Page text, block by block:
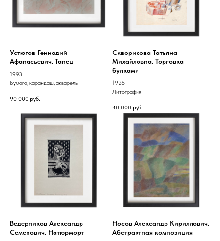
Устюгов Геннадий
Афанасьевич. Танец
1993
Бумага, карандаш, акварель
90 000 руб.
Скворикова Татьяна
Михайловна. Торговка
булками
1926
Литография
40 000 руб.
Ведерников Александр
Семенович. Натюрморт
Носов Александр Кириллович.
Абстрактная композиция